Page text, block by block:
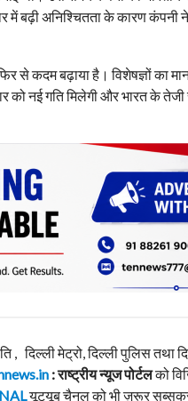
में बढ़ी अनिश्चितता के कारण कंपनी
से कदम बढ़ाया है। विशेषज्ञों का
को नई गति मिलेगी और भारत के
, दिल्ली मेट्रो, दिल्ली पुलिस तथा
: राष्ट्रीय न्यूज पोर्टलको
यूट्यूब चैनल को भी ज़रूर